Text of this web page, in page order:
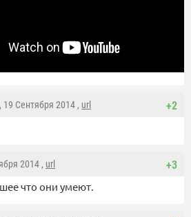
+2
, 19 Сентября 2014 , url
+3
2014 , url
что они умеют.